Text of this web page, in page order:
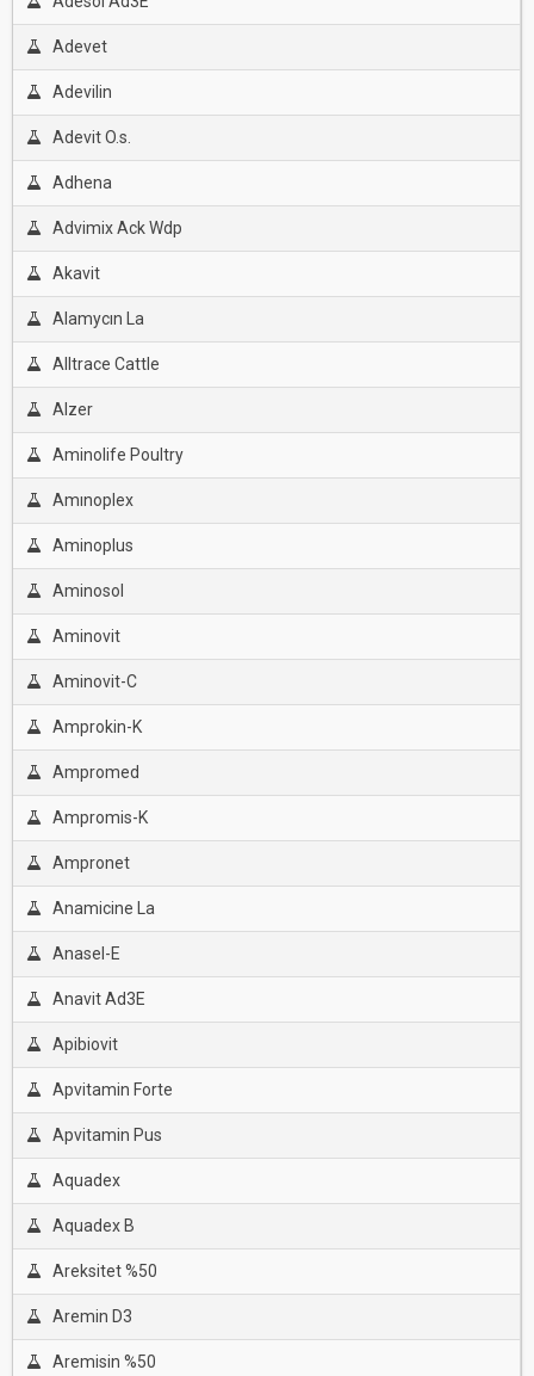
Adevet
Adevilin
Adevit O.s.
Adhena
Advimix Ack Wdp
Akavit
Alamycın La
Alltrace Cattle
Alzer
Aminolife Poultry
Amınoplex
Aminoplus
Aminosol
Aminovit
Aminovit-C
Amprokin-K
Ampromed
Ampromis-K
Ampronet
Anamicine La
Anasel-E
Anavit Ad3E
Apibiovit
Apvitamin Forte
Apvitamin Pus
Aquadex
Aquadex B
Areksitet %50
Aremin D3
Aremisin %50